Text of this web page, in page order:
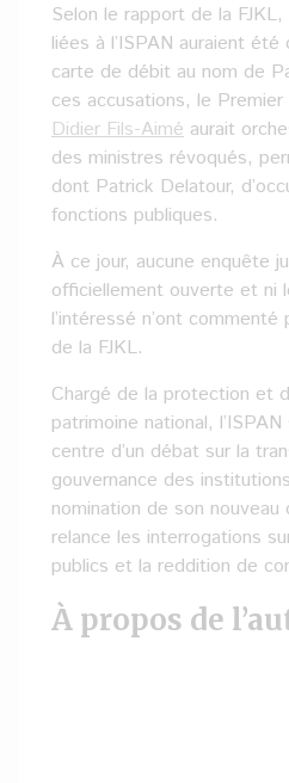
Selon le rapport de la
liées à l’ISPAN auraient
carte de débit au nom de
ces accusations, le
Didier Fils-Aimé aurait
des ministres révoqués,
dont Patrick Delatour,
fonctions publiques.
À ce jour, aucune enquête
officiellement ouverte et ni
l’intéressé n’ont
de la FJKL.
Chargé de la protection et
patrimoine national,
centre d’un débat sur la
gouvernance des
nomination de son nouveau
relance les interrogations
publics et la reddition de
À propos de